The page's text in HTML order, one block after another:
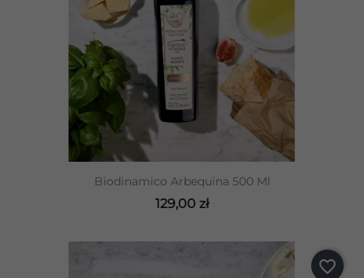
Biodinamico Arbequina 500 Ml
129,00 zł
favorite_border